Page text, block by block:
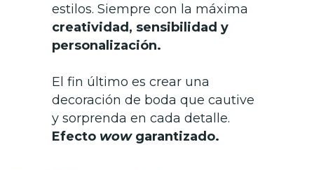
estilos. Siempre con la máxima
creatividad, sensibilidad y
personalización.
El fin último es crear una
decoración de boda que cautive
y sorprenda en cada detalle.
Efecto wowgarantizado.